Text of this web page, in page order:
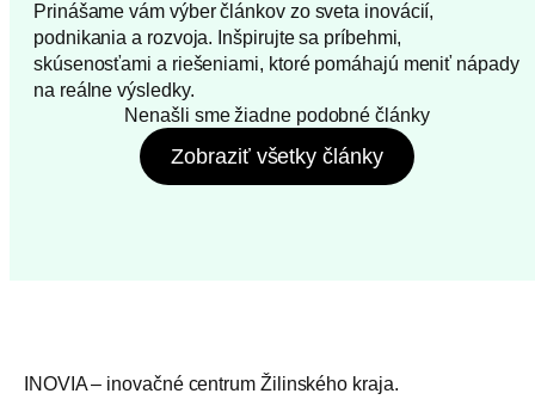
Prinášame vám výber článkov zo sveta inovácií,
podnikania a rozvoja. Inšpirujte sa príbehmi,
skúsenosťami a riešeniami, ktoré pomáhajú meniť nápady
na reálne výsledky.
Nenašli sme žiadne podobné články
Zobraziť všetky články
INOVIA – inovačné centrum Žilinského kraja.